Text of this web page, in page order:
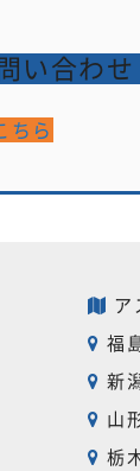
い合わせ
ちら
ア
福
新
山
栃